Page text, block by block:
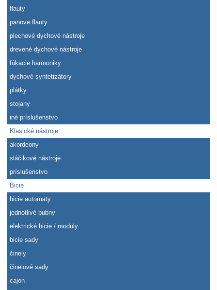
flauty
panove flauty
plechové dychové nástroje
drevené dychové nástroje
fúkacie harmoniky
dychové syntetizátory
plátky
stojany
iné príslušenstvo
Klasické nástroje
akordeony
sláčikové nástroje
príslušenstvo
Bicie
bicie automaty
jednotlivé bubny
elektrické bicie / moduly
bicie sady
činely
činelové sady
cajon